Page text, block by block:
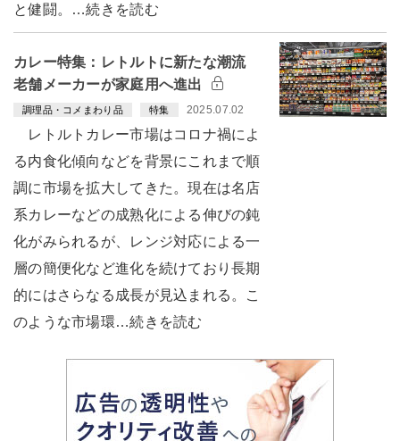
と健闘。…続きを読む
カレー特集：レトルトに新たな潮流
老舗メーカーが家庭用へ進出
調理品・コメまわり品 特集 2025.07.02
レトルトカレー市場はコロナ禍によ
る内食化傾向などを背景にこれまで順
調に市場を拡大してきた。現在は名店
系カレーなどの成熟化による伸びの鈍
化がみられるが、レンジ対応による一
層の簡便化など進化を続けており長期
的にはさらなる成長が見込まれる。こ
のような市場環…続きを読む